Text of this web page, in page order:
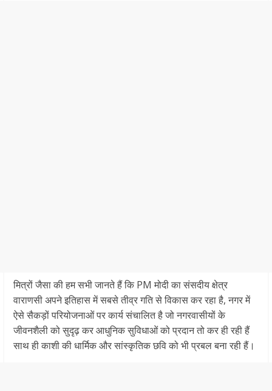
मित्रों जैसा की हम सभी जानते हैं कि PM मोदी का संसदीय क्षेत्र
वाराणसी अपने इतिहास में सबसे तीव्र गति से विकास कर रहा है, नगर में
ऐसे सैकड़ों परियोजनाओं पर कार्य संचालित है जो नगरवासीयों के
जीवनशैली को सुदृढ़ कर आधुनिक सुविधाओं को प्रदान तो कर ही रही हैं
साथ ही काशी की धार्मिक और सांस्कृतिक छवि को भी प्रबल बना रही हैं।